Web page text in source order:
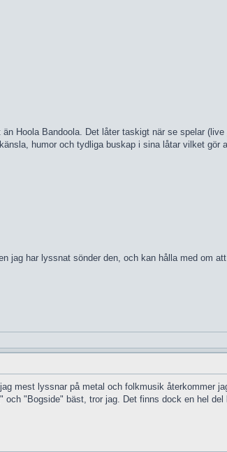
Hoola Bandoola. Det låter taskigt när se spelar (live
humor och tydliga buskap i sina låtar vilket
jag har lyssnat sönder den, och kan hålla med om
mest lyssnar på metal och folkmusik återkommer
"Bogside" bäst, tror jag. Det finns dock en hel